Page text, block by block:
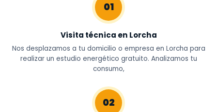
01
Visita técnica en Lorcha
Nos desplazamos a tu domicilio o empresa en Lorcha para
realizar un estudio energético gratuito. Analizamos tu
consumo,
02